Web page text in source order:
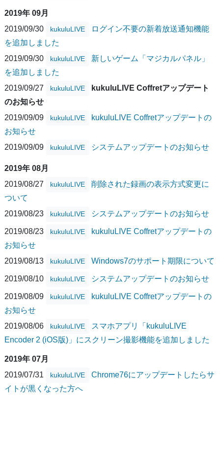
2019年 09月
2019/09/30
kukuluLIVE
ログイン不要の新着放送通知機能
を追加しました
2019/09/30
kukuluLIVE
新しいゲーム「マジカルパネル」
を追加しました
2019/09/27
kukuluLIVE
kukuluLIVE Coffretアップデート
のお知らせ
2019/09/09
kukuluLIVE
kukuluLIVE Coffretアップデートの
お知らせ
2019/09/09
kukuluLIVE システムアップデートのお知らせ
2019年 08月
2019/08/27
kukuluLIVE
削除された録画の表示方式変更に
ついて
2019/08/23
kukuluLIVE システムアップデートのお知らせ
2019/08/23 kukuluLIVE
kukuluLIVE Coffretアップデートの
お知らせ
2019/08/13
kukuluLIVE Windows7のサポート期限について
2019/08/10 kukuluLIVE システムアップデートのお知らせ
2019/08/09 kukuluLIVE
kukuluLIVE Coffretアップデートの
お知らせ
2019/08/06
kukuluLIVE
スマホアプリ「kukuluLIVE
Encoder 2 (iOS版)」にスクリーン撮影機能を追加しました
2019年 07月
2019/07/31
kukuluLIVE
Chrome76にアップデートしたらサ
イトが黒くなった方へ